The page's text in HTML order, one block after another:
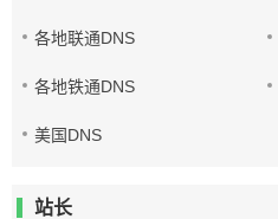
各地联通DNS
各地铁通DNS
美国DNS
站长